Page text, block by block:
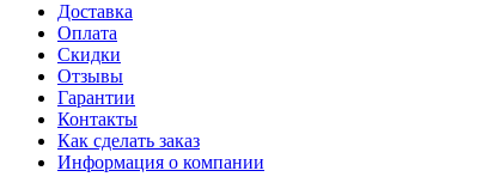
Доставка
Оплата
Скидки
Отзывы
Гарантии
Контакты
Как сделать заказ
Информация о компании